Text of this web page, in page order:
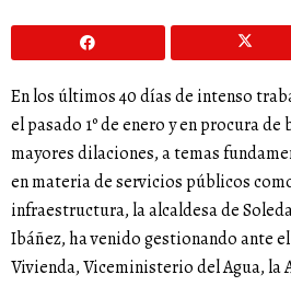
En los últimos 40 días de intenso
el pasado 1º de enero y en procura
mayores dilaciones, a temas
en materia de servicios públicos
infraestructura, la alcaldesa de
Ibáñez, ha venido gestionando ante
Vivienda, Viceministerio del Agua, la